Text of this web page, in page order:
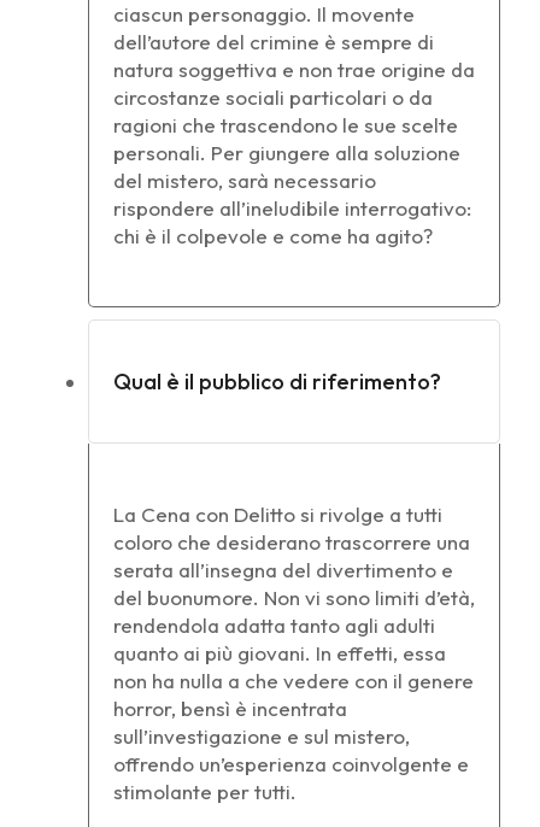
ciascun personaggio. Il movente
dell’autore del crimine è sempre di
natura soggettiva e non trae origine da
circostanze sociali particolari o da
ragioni che trascendono le sue scelte
personali. Per giungere alla soluzione
del mistero, sarà necessario
rispondere all’ineludibile interrogativo:
chi è il colpevole e come ha agito?
Qual è il pubblico di riferimento?
La Cena con Delitto si rivolge a tutti
coloro che desiderano trascorrere una
serata all’insegna del divertimento e
del buonumore. Non vi sono limiti d’età,
rendendola adatta tanto agli adulti
quanto ai più giovani. In effetti, essa
non ha nulla a che vedere con il genere
horror, bensì è incentrata
sull’investigazione e sul mistero,
offrendo un’esperienza coinvolgente e
stimolante per tutti.